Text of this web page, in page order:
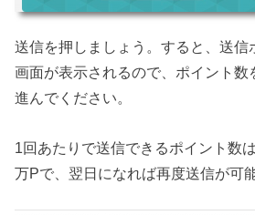
送信を押しましょう。すると、送信
画面が表示されるので、ポイント数
進んでください。
1回あたりで送信できるポイント数
万Pで、翌日になれば再度送信が可